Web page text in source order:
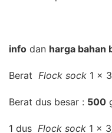
info dan harga bahan
Berat Flock sock 1 x
Berat dus besar : 500
1 dus Flock sock 1 x